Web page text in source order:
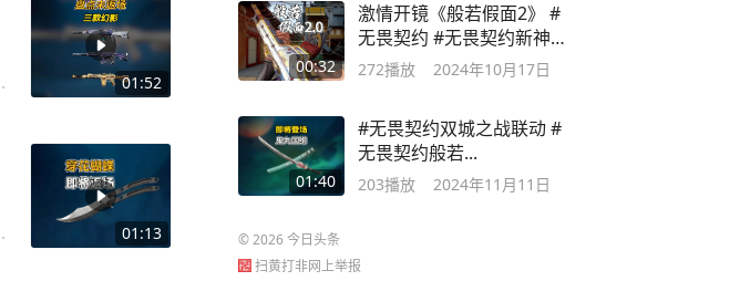
01:52
01:13
00:32
激情开镜《般若假面2》 #
无畏契约 #无畏契约新神降
临
272播放 2024年10月17日
01:40
#无畏契约双城之战联动 #
无畏契约般若...
203播放 2024年11月11日
©2026今日头条
扫黄打非网上举报